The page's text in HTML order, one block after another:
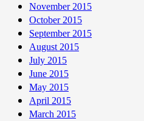
November 2015
October 2015
September 2015
August 2015
July 2015
June 2015
May 2015
April 2015
March 2015